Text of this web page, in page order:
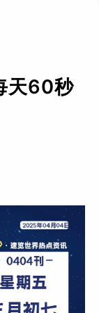
天60秒